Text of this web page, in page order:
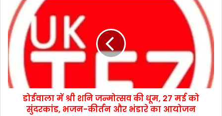
डोईवाला में श्री शनि जन्मोत्सव की धूम, 27 मई को
सुंदरकांड, भजन-कीर्तन और भंडारे का आयोजन